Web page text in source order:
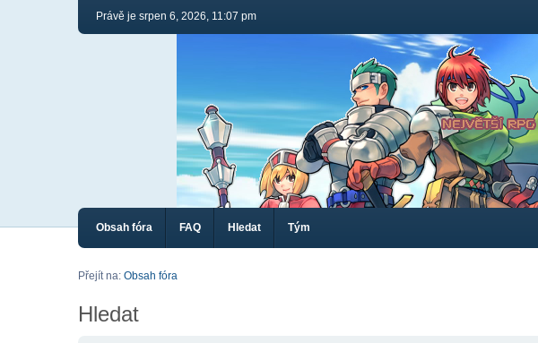
Právě je srpen 6, 2026, 11:07 pm
Obsah fóra FAQ Hledat Tým
Přejít na: Obsah fóra
Hledat